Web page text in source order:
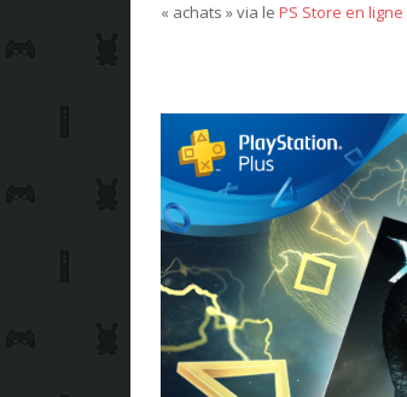
« achats » via le PS Store en ligne